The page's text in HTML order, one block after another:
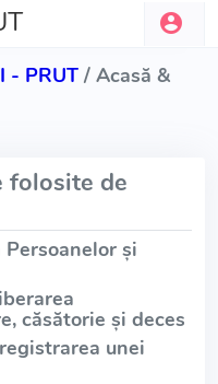
- PRUT / Acasă &
folosite de
și
căsătorie și deces
unei